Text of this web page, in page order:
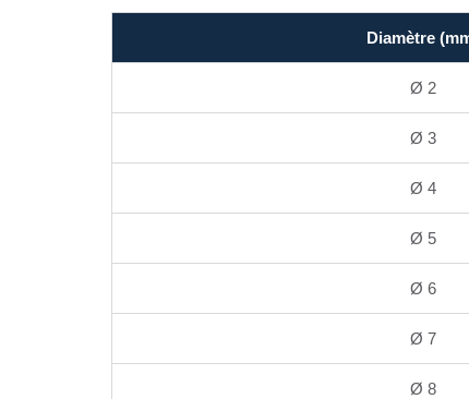
Diamètre
Ø 2
Ø 3
Ø 4
Ø 5
Ø 6
Ø 7
Ø 8